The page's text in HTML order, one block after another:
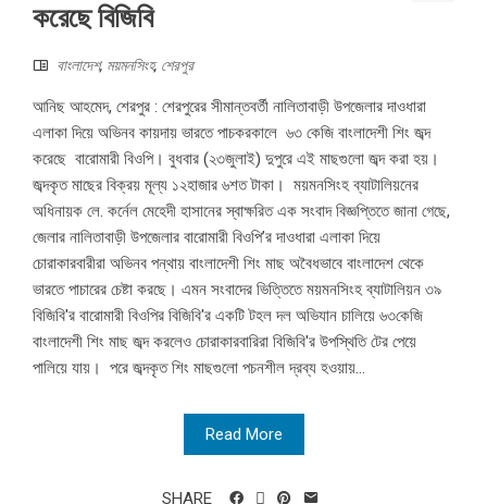
করেছে বিজিবি
বাংলাদেশ, ময়মনসিংহ, শেরপুর
আনিছ আহমেদ, শেরপুর : শেরপুরের সীমান্তবর্তী নালিতাবাড়ী উপজেলার দাওধারা
এলাকা দিয়ে অভিনব কায়দায় ভারতে পাচকরকালে ৬৩ কেজি বাংলাদেশী শিং জব্দ
করেছে বারোমারী বিওপি। বুধবার (২৩জুলাই) দুপুরে এই মাছগুলো জব্দ করা হয়।
জব্দকৃত মাছের বিক্রয় মূল্য ১২হাজার ৬শত টাকা। ময়মনসিংহ ব্যাটালিয়নের
অধিনায়ক লে. কর্নেল মেহেদী হাসানের স্বাক্ষরিত এক সংবাদ বিজ্ঞপ্তিতে জানা গেছে,
জেলার নালিতাবাড়ী উপজেলার বারোমারী বিওপি’র দাওধারা এলাকা দিয়ে
চোরাকারবারীরা অভিনব পন্থায় বাংলাদেশী শিং মাছ অবৈধভাবে বাংলাদেশ থেকে
ভারতে পাচারের চেষ্টা করছে। এমন সংবাদের ভিত্তিতে ময়মনসিংহ ব্যাটালিয়ন ৩৯
বিজিবি'র বারোমারী বিওপির বিজিবি'র একটি টহল দল অভিযান চালিয়ে ৬৩কেজি
বাংলাদেশী শিং মাছ জব্দ করলেও চোরাকারবারিরা বিজিবি'র উপস্থিতি টের পেয়ে
পালিয়ে যায়। পরে জব্দকৃত শিং মাছগুলো পচনশীল দ্রব্য হওয়ায়...
Read More
SHARE